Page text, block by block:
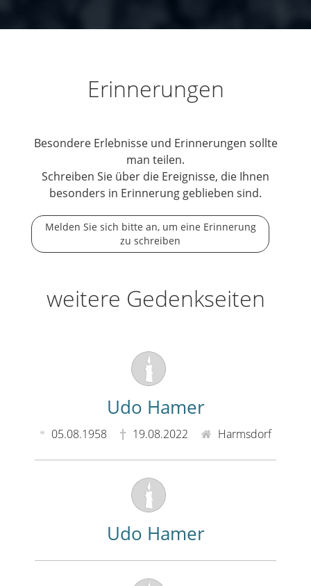
Erinnerungen
Besondere Erlebnisse und Erinnerungen sollte
man teilen.
Schreiben Sie über die Ereignisse, die Ihnen
besonders in Erinnerung geblieben sind.
Melden Sie sich bitte an, um eine Erinnerung
zu schreiben
weitere Gedenkseiten
Udo Hamer
05.08.1958 19.08.2022 Harmsdorf
Udo Hamer